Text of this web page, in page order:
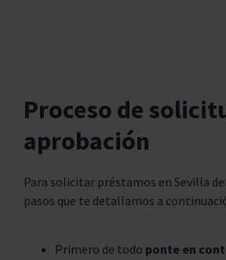
Proceso de
aprobación
Para solicitar préstamos en Sevilla
pasos que te detallamos a
Primero de todo ponte en